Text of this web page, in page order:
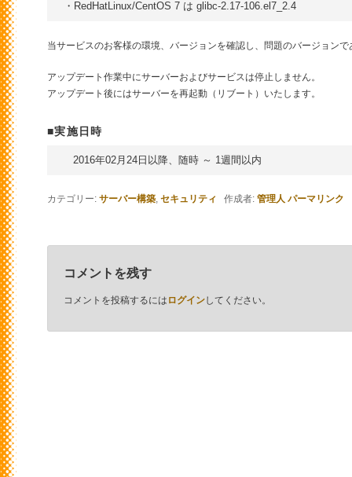
当サービスのお客様の環境、バージョンを確認し、問題のバージョン
アップデート作業中にサーバーおよびサービスは停止しません。
アップデート後にはサーバーを再起動（リブート）いたします。
■実施日時
カテゴリー: サーバー構築, セキュリティ 作成者: 管理人 パーマリンク
コメントを残す
コメントを投稿するには ログインしてください。